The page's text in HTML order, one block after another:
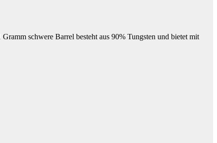
schwere Barrel besteht aus 90% Tungsten und bietet mit